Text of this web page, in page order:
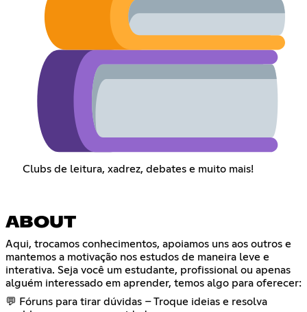
Clubs de leitura, xadrez, debates e muito mais!
ABOUT
Aqui, trocamos conhecimentos, apoiamos uns aos outros e
mantemos a motivação nos estudos de maneira leve e
interativa. Seja você um estudante, profissional ou apenas
alguém interessado em aprender, temos algo para oferecer:
💬 Fóruns para tirar dúvidas – Troque ideias e resolva